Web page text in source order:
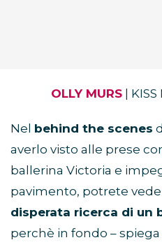
OLLY MURS |
Nel behind the scenes
averlo visto alle prese
ballerina Victoria e
pavimento, potrete
disperata ricerca di un
perchè in fondo –